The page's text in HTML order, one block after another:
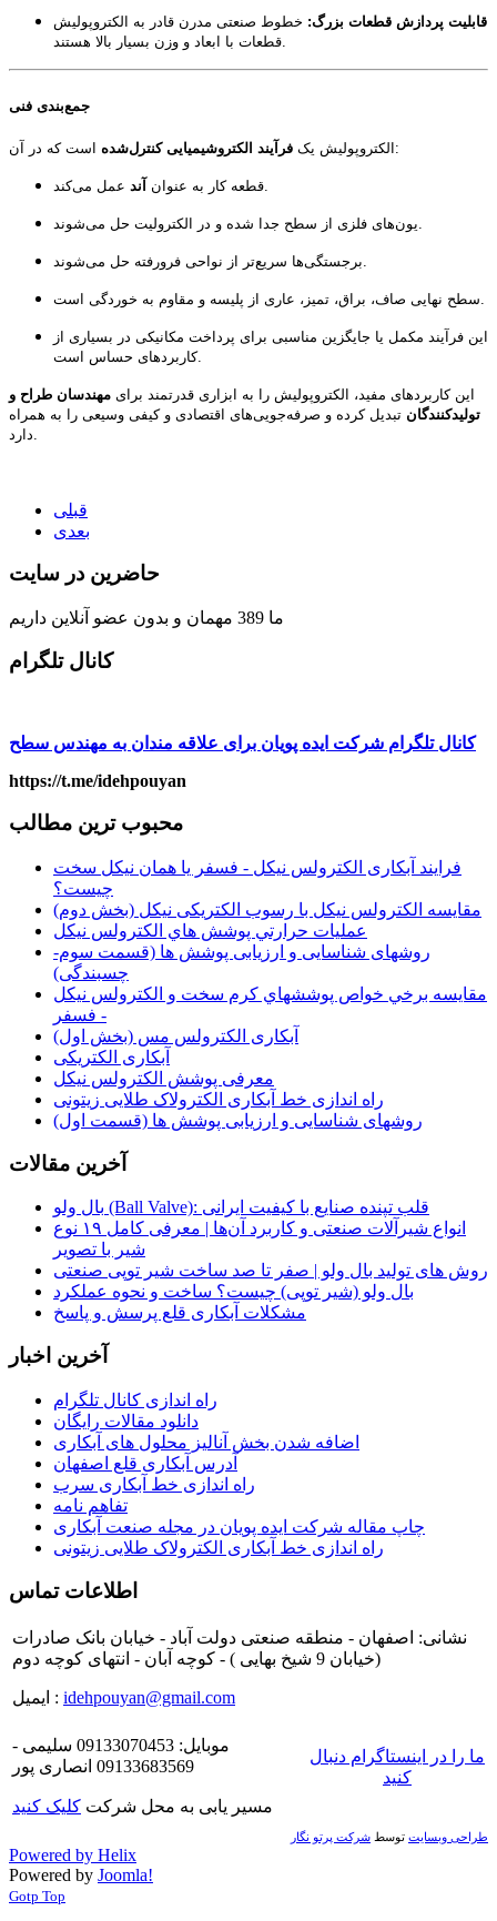
قابلیت پردازش قطعات بزرگ: خطوط صنعتی مدرن قادر به الکتروپولیش
قطعات با ابعاد و وزن بسیار بالا هستند.
جمع‌بندی فنی
الکتروپولیش یک فرآیند الکتروشیمیایی کنترل‌شده است که در آن:
قطعه کار به عنوان آند
این فرآیند مکمل یا جایگزین مناسبی برای پرداخت مکانیکی در بسیاری از
کاربردهای حساس است.
این کاربردهای مفید، الکتروپولیش را به ابزاری قدرتمند برای مهندسان طراح و
تولیدکنندگان تبدیل کرده و صرفه‌جویی‌های اقتصادی و کیفی وسیعی را به همراه
قبلی
بعدی
حاضرین در سایت
ما 389 مهمان و بدون عضو آنلاین داریم
کانال تلگرام
کانال تلگرام شرکت ایده پویان برای علاقه مندان به مهندس سطح
https://t.me/idehpouyan
محبوب ترین مطالب
فرایند آبکاری الکترولس نیکل - فسفر یا همان نیکل سخت
چیست؟
مقايسه الکترولس نيکل با رسوب الکتريکی نيکل (بخش دوم)
عمليات حرارتي پوشش هاي الکترولس نيکل
روشهای شناسایی و ارزیابی پوشش ها (قسمت سوم-
چسبندگی)
مقايسه برخي خواص پوششهاي كرم سخت و الكترولس نيكل
- فسفر
آبکاری الکترولس مس (بخش اول)
آبکاری الکتریکی
معرفی پوشش الکترولس نیکل
راه اندازی خط آبکاری الکترولاک طلایی زیتونی
روشهای شناسایی و ارزیابی پوشش ها (قسمت اول)
آخرین مقالات
بال ولو (Ball Valve): قلب تپنده صنایع با کیفیت ایرانی
انواع شیرآلات صنعتی و کاربرد آن‌ها | معرفی کامل ۱۹ نوع
شیر با تصویر
روش‌ های تولید بال ولو | صفر تا صد ساخت شیر توپی صنعتی
بال ولو (شیر توپی) چیست؟ ساخت و نحوه عملکرد
مشکلات آبکاری قلع پرسش و پاسخ
آخرین اخبار
راه اندازی کانال تلگرام
دانلود مقالات رایگان
اضافه شدن بخش آنالیز محلول های آبکاری
آدرس آبکاری قلع اصفهان
راه اندازی خط آبکاری سرب
تفاهم نامه
چاپ مقاله شرکت ایده پویان در مجله صنعت آبکاری
راه اندازی خط آبکاری الکترولاک طلایی زیتونی
اطلاعات تماس
نشانی: اصفهان - منطقه صنعتی دولت آباد - خیابان بانک صادرات
(خیابان 9 شیخ بهایی ) - کوچه آبان - انتهای کوچه دوم
ایمیل : idehpouyan@gmail.com
ما را در اینستاگرام دنبال
کنید
موبایل: 09133070453 سلیمی -
09133683569 انصاری پور
مسیر یابی به محل شرکت کلیک کنید
طراحی وبسایت توسط شرکت پرتو نگار
Powered by Helix
Powered by Joomla!
Gotp Top